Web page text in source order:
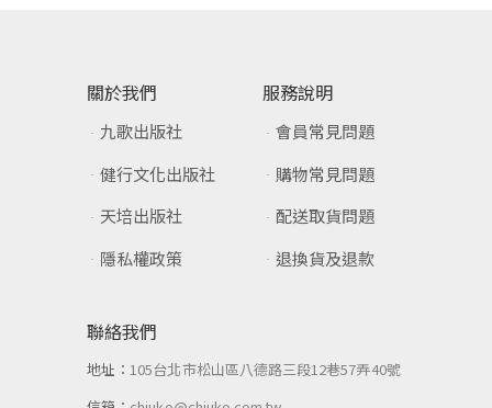
關於我們
九歌出版社
健行文化出版社
天培出版社
隱私權政策
服務說明
會員常見問題
購物常見問題
配送取貨問題
退換貨及退款
聯絡我們
地址：105台北市松山區八德路三段12巷57弄40號